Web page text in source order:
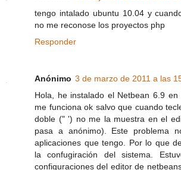
tengo intalado ubuntu 10.04 y
no me reconose los proyectos php
Responder
Anónimo 3 de marzo de 2011 a las
Hola, he instalado el Netbean 6.9
me funciona ok salvo que cuando
doble (" ') no me la muestra en el
pasa a anónimo). Este problema
aplicaciones que tengo. Por lo que
la confugiración del sistema.
configuraciones del editor de